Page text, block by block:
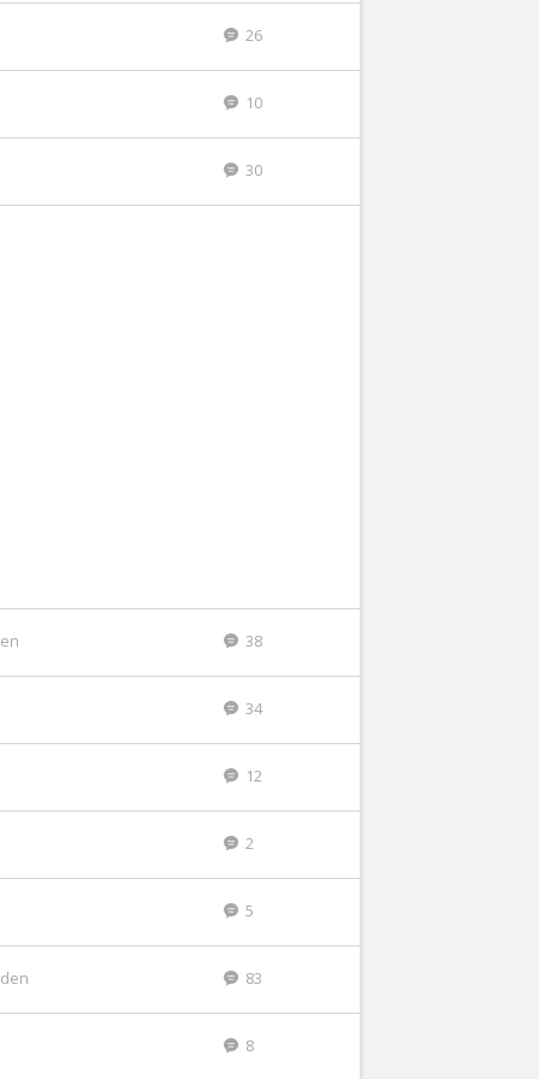
26
10
30
38
34
12
2
5
83
8